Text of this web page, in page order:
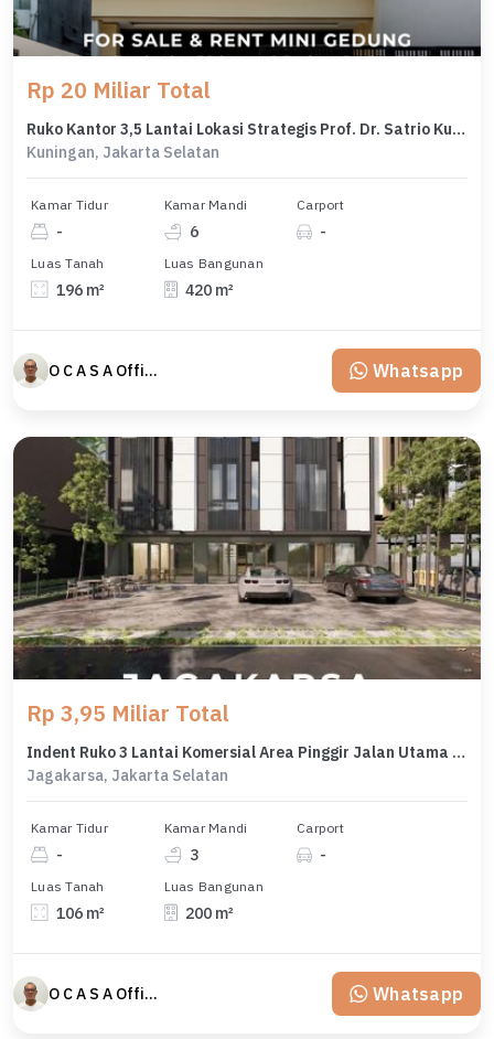
Rp 20 Miliar Total
Ruko Kantor 3,5 Lantai Lokasi Strategis Prof. Dr. Satrio Kuningan
Kuningan, Jakarta Selatan
Kamar Tidur
-
Kamar Mandi
6
Carport
-
Luas Tanah
196 m²
Luas Bangunan
420 m²
O C A S A Official property perfected Whatsapp
Rp 3,95 Miliar Total
Indent Ruko 3 Lantai Komersial Area Pinggir Jalan Utama Jagakarsa
Jagakarsa, Jakarta Selatan
Kamar Tidur
-
Kamar Mandi
3
Carport
-
Luas Tanah
106 m²
Luas Bangunan
200 m²
O C A S A Official property perfected Whatsapp